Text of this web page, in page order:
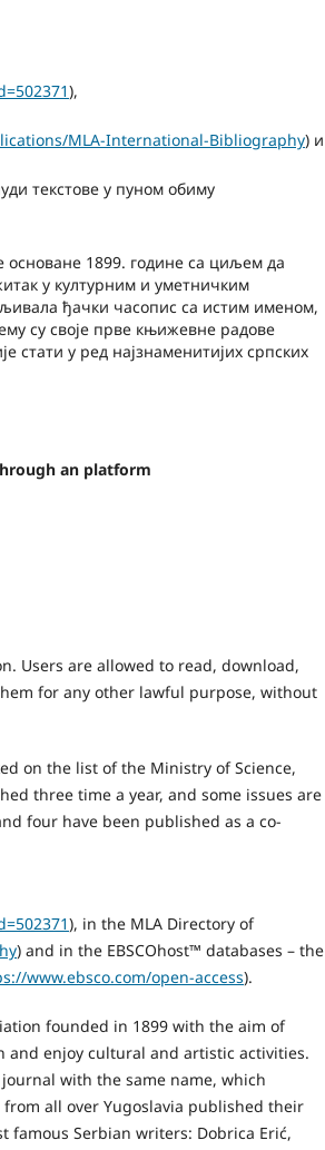
),
MLA-International-Bibliography) и
текстове у пуном обиму
1899. године са циљем да
у културним и уметничким
ђачки часопис са истим именом,
су своје прве књижевне радове
стати у ред најзнаменитијих српских
an platform
Users are allowed to read, download,
for any other lawful purpose, without
on the list of the Ministry of Science,
three time a year, and some issues are
four have been published as a co-
), in the MLA Directory of
) and in the EBSCOhost™ databases – the
www.ebsco.com/open-access).
founded in 1899 with the aim of
and enjoy cultural and artistic activities.
with the same name, which
all over Yugoslavia published their
Serbian writers: Dobrica Erić,